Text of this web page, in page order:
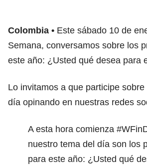
Colombia
Este sábado 10 de
Semana, conversamos sobre los
este año: ¿Usted qué desea para
Lo invitamos a que participe
día opinando en nuestras redes
A esta hora comienza
nuestro tema del día son los
para este año: ¿Usted qué